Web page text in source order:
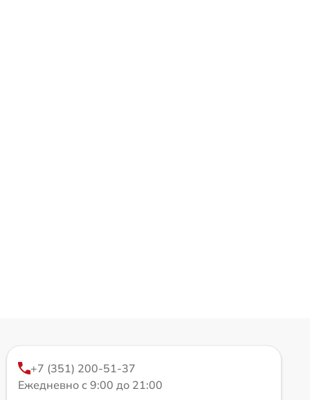
+7 (351) 200-51-37
Ежедневно с 9:00 до 21:00